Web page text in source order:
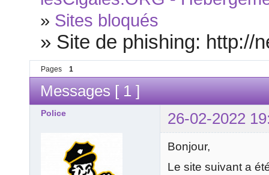
» Sites bloqués
» Site de phishing: http://
Pages 1
Messages [ 1 ]
Police 26-02-2022
Bonjour,
Le site suivant a